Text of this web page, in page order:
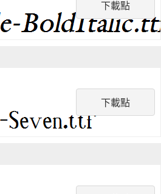
下載點
下載點